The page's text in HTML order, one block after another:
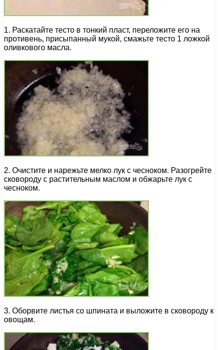
1. Раскатайте тесто в тонкий пласт, переложите его на
противень, присыпанный мукой, смажьте тесто 1 ложкой
оливкового масла.
2. Очистите и нарежьте мелко лук с чесноком. Разогрейте
сковороду с растительным маслом и обжарьте лук с
чесноком.
3. Оборвите листья со шпината и выложите в сковороду к
овощам.